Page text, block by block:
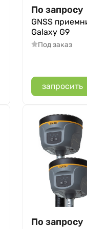
По запросу
GNSS
Galaxy G9
Под заказ
запросить
По запросу